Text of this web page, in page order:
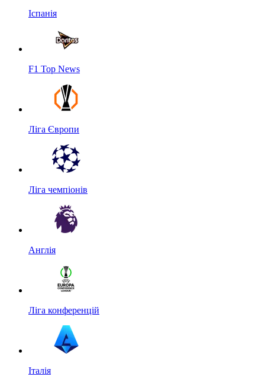
Іспанія
F1 Top News
Ліга Європи
Ліга чемпіонів
Англія
Ліга конференцій
Італія